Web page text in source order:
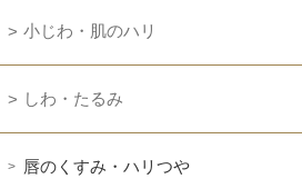
小じわ・肌のハリ
しわ・たるみ
唇のくすみ・ハリつや